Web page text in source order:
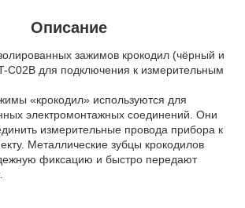
Описание
зажимов крокодил (чёрный и
C02B для подключения к измерительным
«крокодил» используются для
электромонтажных соединений. Они
измерительные провода прибора к
Металлические зубцы крокодилов
фиксацию и быстро передают